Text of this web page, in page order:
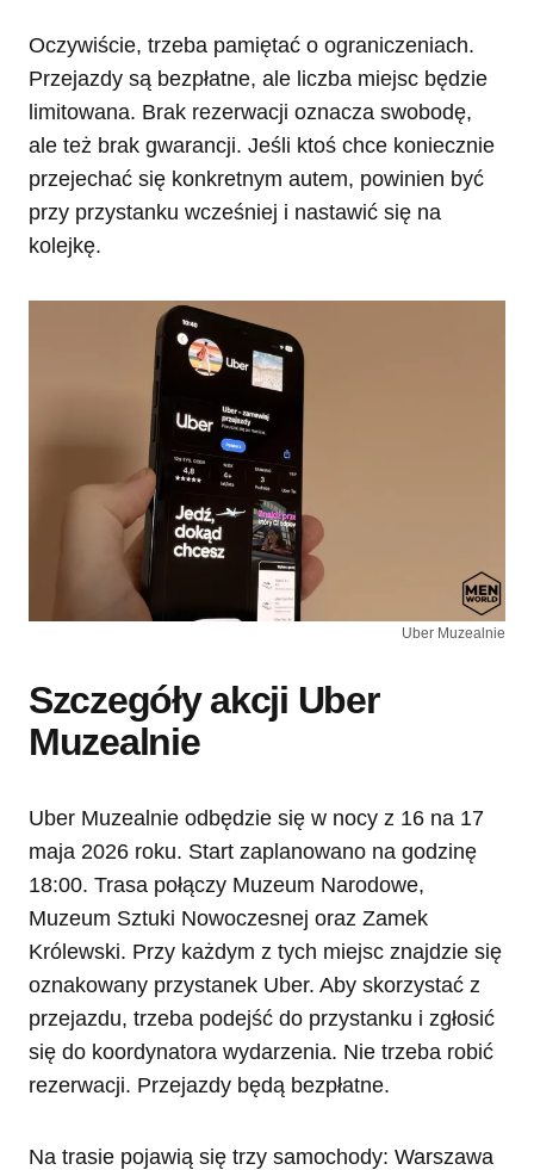
Oczywiście, trzeba pamiętać o ograniczeniach.
Przejazdy są bezpłatne, ale liczba miejsc będzie
limitowana. Brak rezerwacji oznacza swobodę,
ale też brak gwarancji. Jeśli ktoś chce koniecznie
przejechać się konkretnym autem, powinien być
przy przystanku wcześniej i nastawić się na
kolejkę.
Uber Muzealnie
Szczegóły akcji Uber
Muzealnie
Uber Muzealnie odbędzie się w nocy z 16 na 17
maja 2026 roku. Start zaplanowano na godzinę
18:00. Trasa połączy Muzeum Narodowe,
Muzeum Sztuki Nowoczesnej oraz Zamek
Królewski. Przy każdym z tych miejsc znajdzie się
oznakowany przystanek Uber. Aby skorzystać z
przejazdu, trzeba podejść do przystanku i zgłosić
się do koordynatora wydarzenia. Nie trzeba robić
rezerwacji. Przejazdy będą bezpłatne.
Na trasie pojawią się trzy samochody: Warszawa